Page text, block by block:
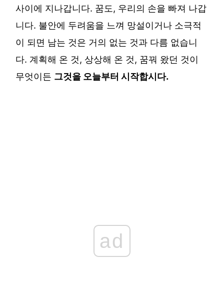
사이에 지나갑니다. 꿈도, 우리의 손을 빠져 나갑
니다. 불안에 두려움을 느껴 망설이거나 소극적
이 되면 남는 것은 거의 없는 것과 다름 없습니
다. 계획해 온 것, 상상해 온 것, 꿈꿔 왔던 것이
무엇이든 그것을 오늘부터 시작합시다.
ad